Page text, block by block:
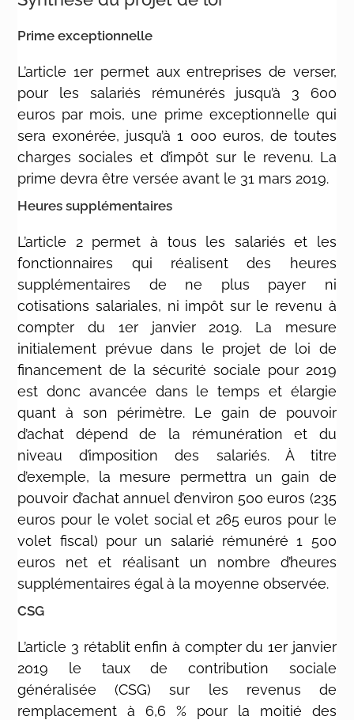
Prime exceptionnelle
L’article 1er permet aux entreprises de verser,
pour les salariés rémunérés jusqu’à 3 600
euros par mois, une prime exceptionnelle qui
sera exonérée, jusqu’à 1 000 euros, de toutes
charges sociales et d’impôt sur le revenu. La
prime devra être versée avant le 31 mars 2019.
Heures supplémentaires
L’article 2 permet à tous les salariés et les
fonctionnaires qui réalisent des heures
supplémentaires de ne plus payer ni
cotisations salariales, ni impôt sur le revenu à
compter du 1er janvier 2019. La mesure
initialement prévue dans le projet de loi de
financement de la sécurité sociale pour 2019
est donc avancée dans le temps et élargie
quant à son périmètre. Le gain de pouvoir
d’achat dépend de la rémunération et du
niveau d’imposition des salariés. À titre
d’exemple, la mesure permettra un gain de
pouvoir d’achat annuel d’environ 500 euros (235
euros pour le volet social et 265 euros pour le
volet fiscal) pour un salarié rémunéré 1 500
euros net et réalisant un nombre d’heures
supplémentaires égal à la moyenne observée.
CSG
L’article 3 rétablit enfin à compter du 1er janvier
2019 le taux de contribution sociale
généralisée (CSG) sur les revenus de
remplacement à 6,6 % pour la moitié des